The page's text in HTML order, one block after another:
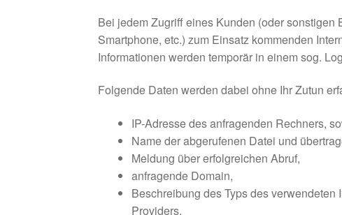
Bei jedem Zugriff eines Kunden (oder sonstigen
Smartphone, etc.) zum Einsatz kommenden
Informationen werden temporär in einem sog.
Folgende Daten werden dabei ohne Ihr Zutun
IP-Adresse des anfragenden Rechners,
Name der abgerufenen Datei und
Meldung über erfolgreichen Abruf,
anfragende Domain,
Beschreibung des Typs des
Providers,